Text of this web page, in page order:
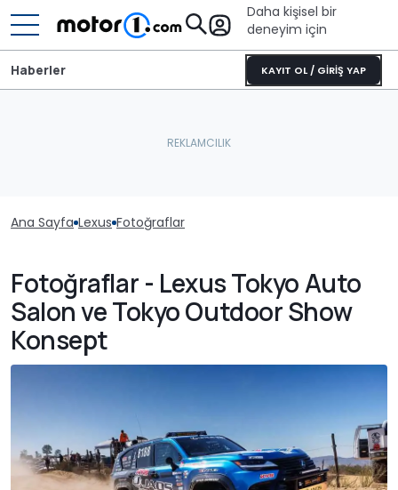
Daha kişisel bir
deneyim için
KAYIT OL / GİRİŞ YAP
Haberler
Ana Sayfa Lexus Fotoğraflar
Fotoğraflar - Lexus Tokyo Auto
Salon ve Tokyo Outdoor Show
Konsept